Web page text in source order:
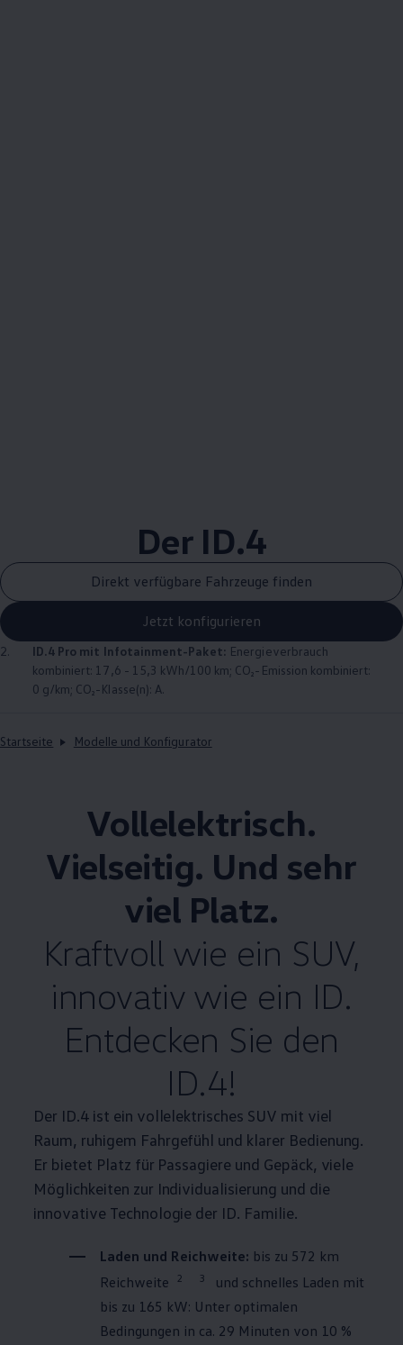
Der ID.4
Direkt verfügbare Fahrzeuge finden
Jetzt konfigurieren
2. ID.4 Pro mit Infotainment-Paket: Energieverbrauch
kombiniert: 17,6 - 15,3 kWh/100 km; CO₂-Emission kombiniert:
0 g/km; CO₂-Klasse(n): A.
Startseite Modelle und Konfigurator
Vollelektrisch.
Vielseitig. Und sehr
viel Platz.
Kraftvoll wie ein SUV,
innovativ wie ein ID.
Entdecken Sie den
ID.4!
Der ID.4 ist ein vollelektrisches SUV mit viel
Raum, ruhigem Fahrgefühl und klarer Bedienung.
Er bietet Platz für Passagiere und Gepäck, viele
Möglichkeiten zur Individualisierung und die
innovative Technologie der ID. Familie.
Laden und Reichweite: bis zu 572 km
Reichweite
2 3
und schnelles Laden mit
bis zu 165 kW: Unter optimalen
Bedingungen in ca. 29 Minuten von 10 %